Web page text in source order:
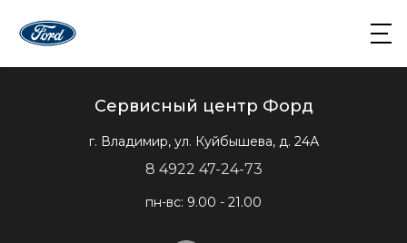
Сервисный центр Форд
г. Владимир, ул. Куйбышева, д. 24А
8 4922 47-24-73
пн-вс: 9.00 - 21.00